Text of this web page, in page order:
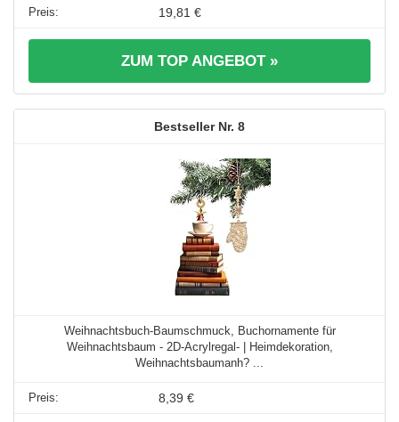
19,81 €
ZUM TOP ANGEBOT »
8
Weihnachtsbuch-Baumschmuck, Buchornamente für
Weihnachtsbaum - 2D-Acrylregal- | Heimdekoration,
Weihnachtsbaumanh? ...
8,39 €